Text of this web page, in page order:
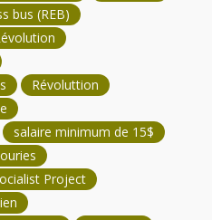
bus (REB)
Révoluttion
salaire minimum de 15$
Project